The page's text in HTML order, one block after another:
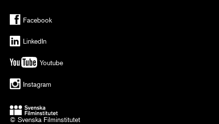
Facebook
LinkedIn
Youtube
Instagram
© Svenska Filminstitutet